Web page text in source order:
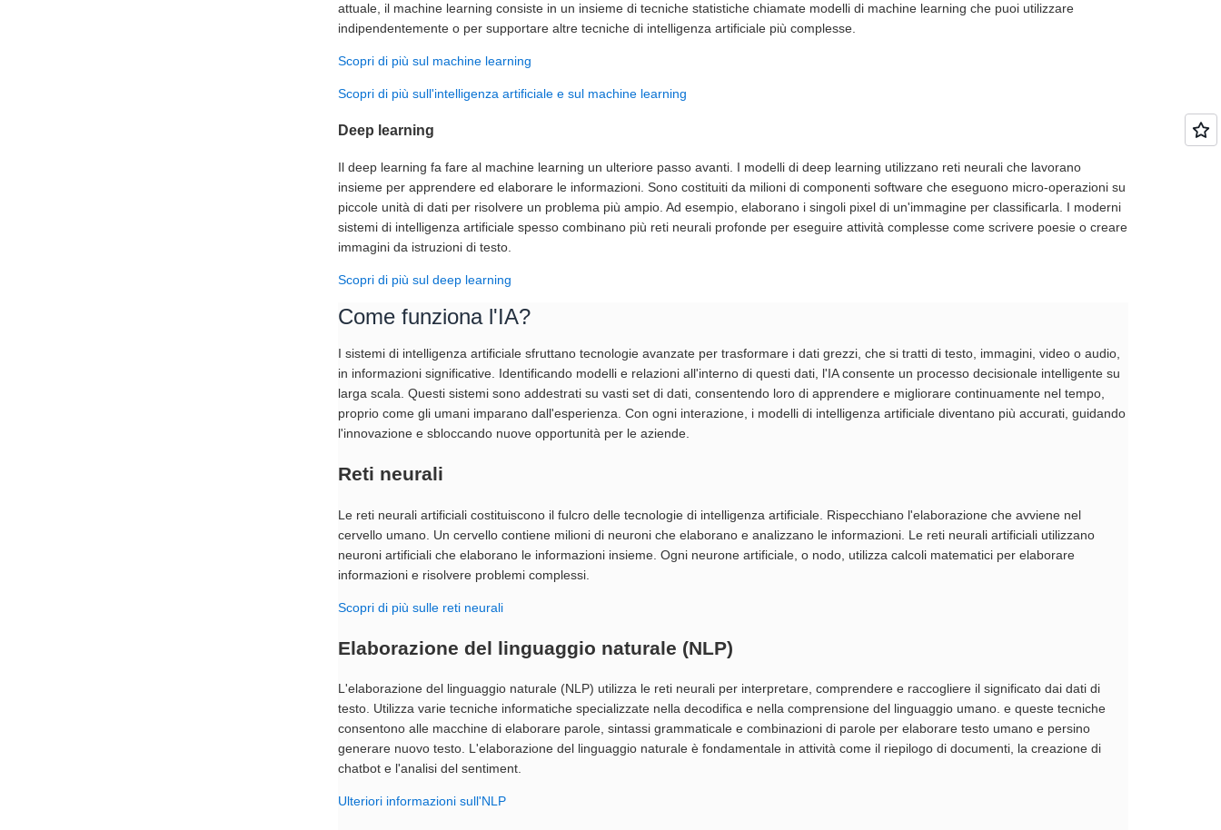
attuale, il machine learning consiste in un insieme di tecniche statistiche chiamate modelli di machine learning che puoi utilizzare
indipendentemente o per supportare altre tecniche di intelligenza artificiale più complesse.
Scopri di più sul machine learning
Scopri di più sull'intelligenza artificiale e sul machine learning
Deep learning
Il deep learning fa fare al machine learning un ulteriore passo avanti. I modelli di deep learning utilizzano reti neurali che lavorano
insieme per apprendere ed elaborare le informazioni. Sono costituiti da milioni di componenti software che eseguono micro-operazioni su
piccole unità di dati per risolvere un problema più ampio. Ad esempio, elaborano i singoli pixel di un'immagine per classificarla. I moderni
sistemi di intelligenza artificiale spesso combinano più reti neurali profonde per eseguire attività complesse come scrivere poesie o creare
immagini da istruzioni di testo.
Scopri di più sul deep learning
Come funziona l'IA?
I sistemi di intelligenza artificiale sfruttano tecnologie avanzate per trasformare i dati grezzi, che si tratti di testo, immagini, video o audio,
in informazioni significative. Identificando modelli e relazioni all'interno di questi dati, l'IA consente un processo decisionale intelligente su
larga scala. Questi sistemi sono addestrati su vasti set di dati, consentendo loro di apprendere e migliorare continuamente nel tempo,
proprio come gli umani imparano dall'esperienza. Con ogni interazione, i modelli di intelligenza artificiale diventano più accurati, guidando
l'innovazione e sbloccando nuove opportunità per le aziende.
Reti neurali
Le reti neurali artificiali costituiscono il fulcro delle tecnologie di intelligenza artificiale. Rispecchiano l'elaborazione che avviene nel
cervello umano. Un cervello contiene milioni di neuroni che elaborano e analizzano le informazioni. Le reti neurali artificiali utilizzano
neuroni artificiali che elaborano le informazioni insieme. Ogni neurone artificiale, o nodo, utilizza calcoli matematici per elaborare
informazioni e risolvere problemi complessi.
Scopri di più sulle reti neurali
Elaborazione del linguaggio naturale (NLP)
L'elaborazione del linguaggio naturale (NLP) utilizza le reti neurali per interpretare, comprendere e raccogliere il significato dai dati di
testo. Utilizza varie tecniche informatiche specializzate nella decodifica e nella comprensione del linguaggio umano. e queste tecniche
consentono alle macchine di elaborare parole, sintassi grammaticale e combinazioni di parole per elaborare testo umano e persino
generare nuovo testo. L'elaborazione del linguaggio naturale è fondamentale in attività come il riepilogo di documenti, la creazione di
chatbot e l'analisi del sentiment.
Ulteriori informazioni sull'NLP